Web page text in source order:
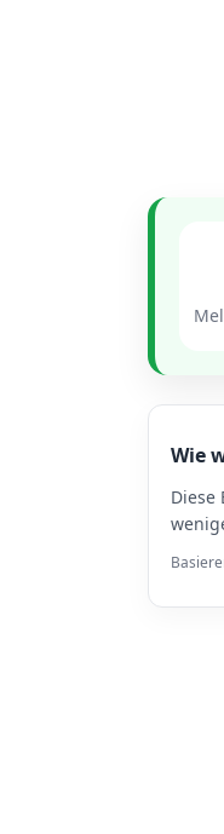
Wie
Diese